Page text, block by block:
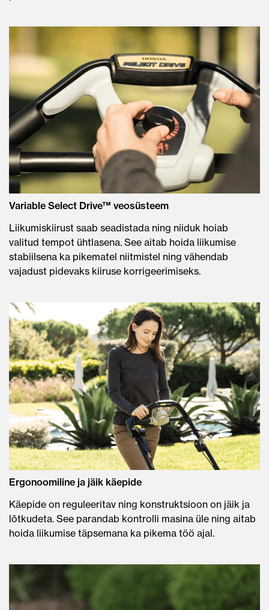
Variable Select Drive™ veosüsteem
Liikumiskiirust saab seadistada ning niiduk hoiab
valitud tempot ühtlasena. See aitab hoida liikumise
stabiilsena ka pikematel niitmistel ning vähendab
vajadust pidevaks kiiruse korrigeerimiseks.
Ergonoomiline ja jäik käepide
Käepide on reguleeritav ning konstruktsioon on jäik ja
lõtkudeta. See parandab kontrolli masina üle ning aitab
hoida liikumise täpsemana ka pikema töö ajal.